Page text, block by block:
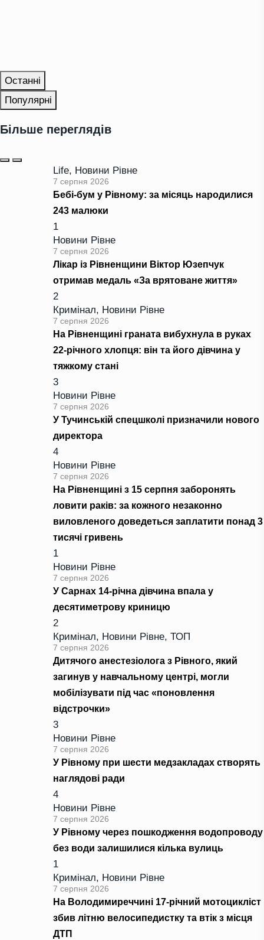
Останні
Популярні
Більше переглядів
Life, Новини Рівне
7 серпня 2026
Бебі-бум у Рівному: за місяць народилися
243 малюки
1
Новини Рівне
7 серпня 2026
Лікар із Рівненщини Віктор Юзепчук
отримав медаль «За врятоване життя»
2
Кримінал, Новини Рівне
7 серпня 2026
На Рівненщині граната вибухнула в руках
22-річного хлопця: він та його дівчина у
тяжкому стані
3
Новини Рівне
7 серпня 2026
У Тучинській спецшколі призначили нового
директора
4
Новини Рівне
7 серпня 2026
На Рівненщині з 15 серпня заборонять
ловити раків: за кожного незаконно
виловленого доведеться заплатити понад 3
тисячі гривень
1
Новини Рівне
7 серпня 2026
У Сарнах 14-річна дівчина впала у
десятиметрову криницю
2
Кримінал, Новини Рівне, ТОП
7 серпня 2026
Дитячого анестезіолога з Рівного, який
загинув у навчальному центрі, могли
мобілізувати під час «поновлення
відстрочки»
3
Новини Рівне
7 серпня 2026
У Рівному при шести медзакладах створять
наглядові ради
4
Новини Рівне
7 серпня 2026
У Рівному через пошкодження водопроводу
без води залишилися кілька вулиць
1
Кримінал, Новини Рівне
7 серпня 2026
На Володимиреччині 17-річний мотоцикліст
збив літню велосипедистку та втік з місця
ДТП